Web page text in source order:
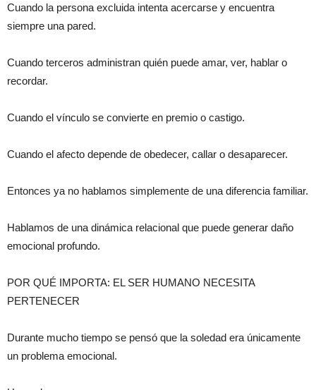
Cuando la persona excluida intenta acercarse y encuentra
siempre una pared.
Cuando terceros administran quién puede amar, ver, hablar o
recordar.
Cuando el vínculo se convierte en premio o castigo.
Cuando el afecto depende de obedecer, callar o desaparecer.
Entonces ya no hablamos simplemente de una diferencia familiar.
Hablamos de una dinámica relacional que puede generar daño
emocional profundo.
POR QUÉ IMPORTA: EL SER HUMANO NECESITA
PERTENECER
Durante mucho tiempo se pensó que la soledad era únicamente
un problema emocional.